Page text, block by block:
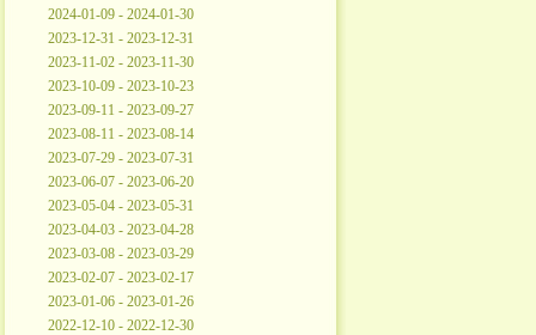
2024-01-09 - 2024-01-30
2023-12-31 - 2023-12-31
2023-11-02 - 2023-11-30
2023-10-09 - 2023-10-23
2023-09-11 - 2023-09-27
2023-08-11 - 2023-08-14
2023-07-29 - 2023-07-31
2023-06-07 - 2023-06-20
2023-05-04 - 2023-05-31
2023-04-03 - 2023-04-28
2023-03-08 - 2023-03-29
2023-02-07 - 2023-02-17
2023-01-06 - 2023-01-26
2022-12-10 - 2022-12-30